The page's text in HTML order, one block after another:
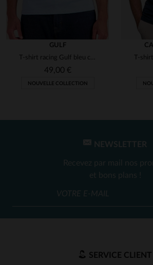
GULF
T-shirt racing Gulf bleu clair
49,00 €
NOUVELLE COLLECTION
NEWSLETTER
Recevez par mail nos
et bons plans !
SERVICE CLIENT